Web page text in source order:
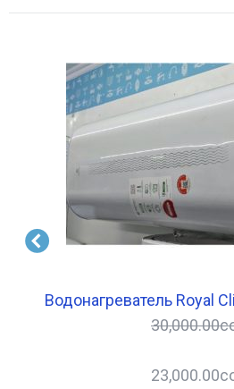
Водонагреватель Royal
30,000.00
23,000.00